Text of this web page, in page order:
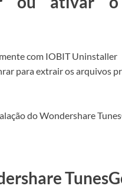
com IOBIT Uninstaller
para extrair os arquivos
do Wondershare